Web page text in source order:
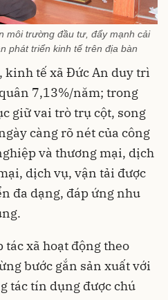
môi trường đầu tư, đẩy mạnh cải
phát triển kinh tế trên địa bàn
kinh tế xã Đức An duy trì
7,13%/năm; trong
giữ vai trò trụ cột, song
càng rõ nét của công
và thương mại, dịch
dịch vụ, vận tải được
đa dạng, đáp ứng nhu
tác xã hoạt động theo
bước gắn sản xuất với
tác tín dụng được chú